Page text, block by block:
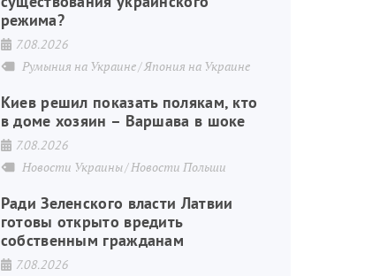
режима?
7.08.2026
Румыния на Украине Япония на Украине
Киев решил показать полякам, кто
в доме хозяин – Варшава в шоке
7.08.2026
Новости Украины Новости Польши
Ради Зеленского власти Латвии
готовы открыто вредить
собственным гражданам
7.08.2026